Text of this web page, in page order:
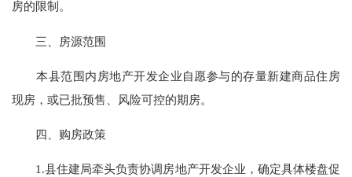
房的限制。
三、房源范围
本县范围内房地产开发企业自愿参与的存量新建商品住房
现房，或已批预售、风险可控的期房。
四、购房政策
1.县住建局牵头负责协调房地产开发企业，确定具体楼盘促